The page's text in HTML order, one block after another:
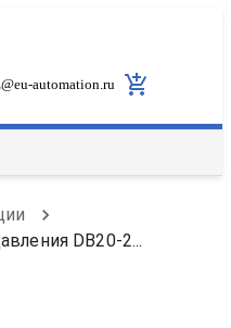
@eu-automation.ru
DB20-2...